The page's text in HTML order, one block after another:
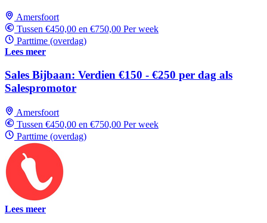
Amersfoort
Tussen €450,00 en €750,00 Per week
Parttime (overdag)
Lees meer
Sales Bijbaan: Verdien €150 - €250 per dag als
Salespromotor
Amersfoort
Tussen €450,00 en €750,00 Per week
Parttime (overdag)
Lees meer